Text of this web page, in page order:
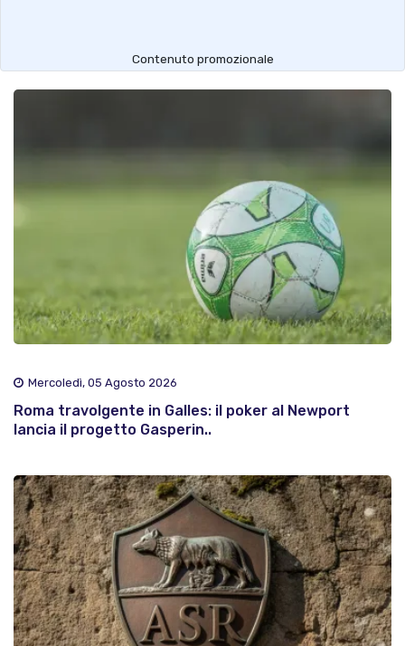
Contenuto promozionale
Mercoledì, 05 Agosto 2026
Roma travolgente in Galles: il poker al Newport
lancia il progetto Gasperin..